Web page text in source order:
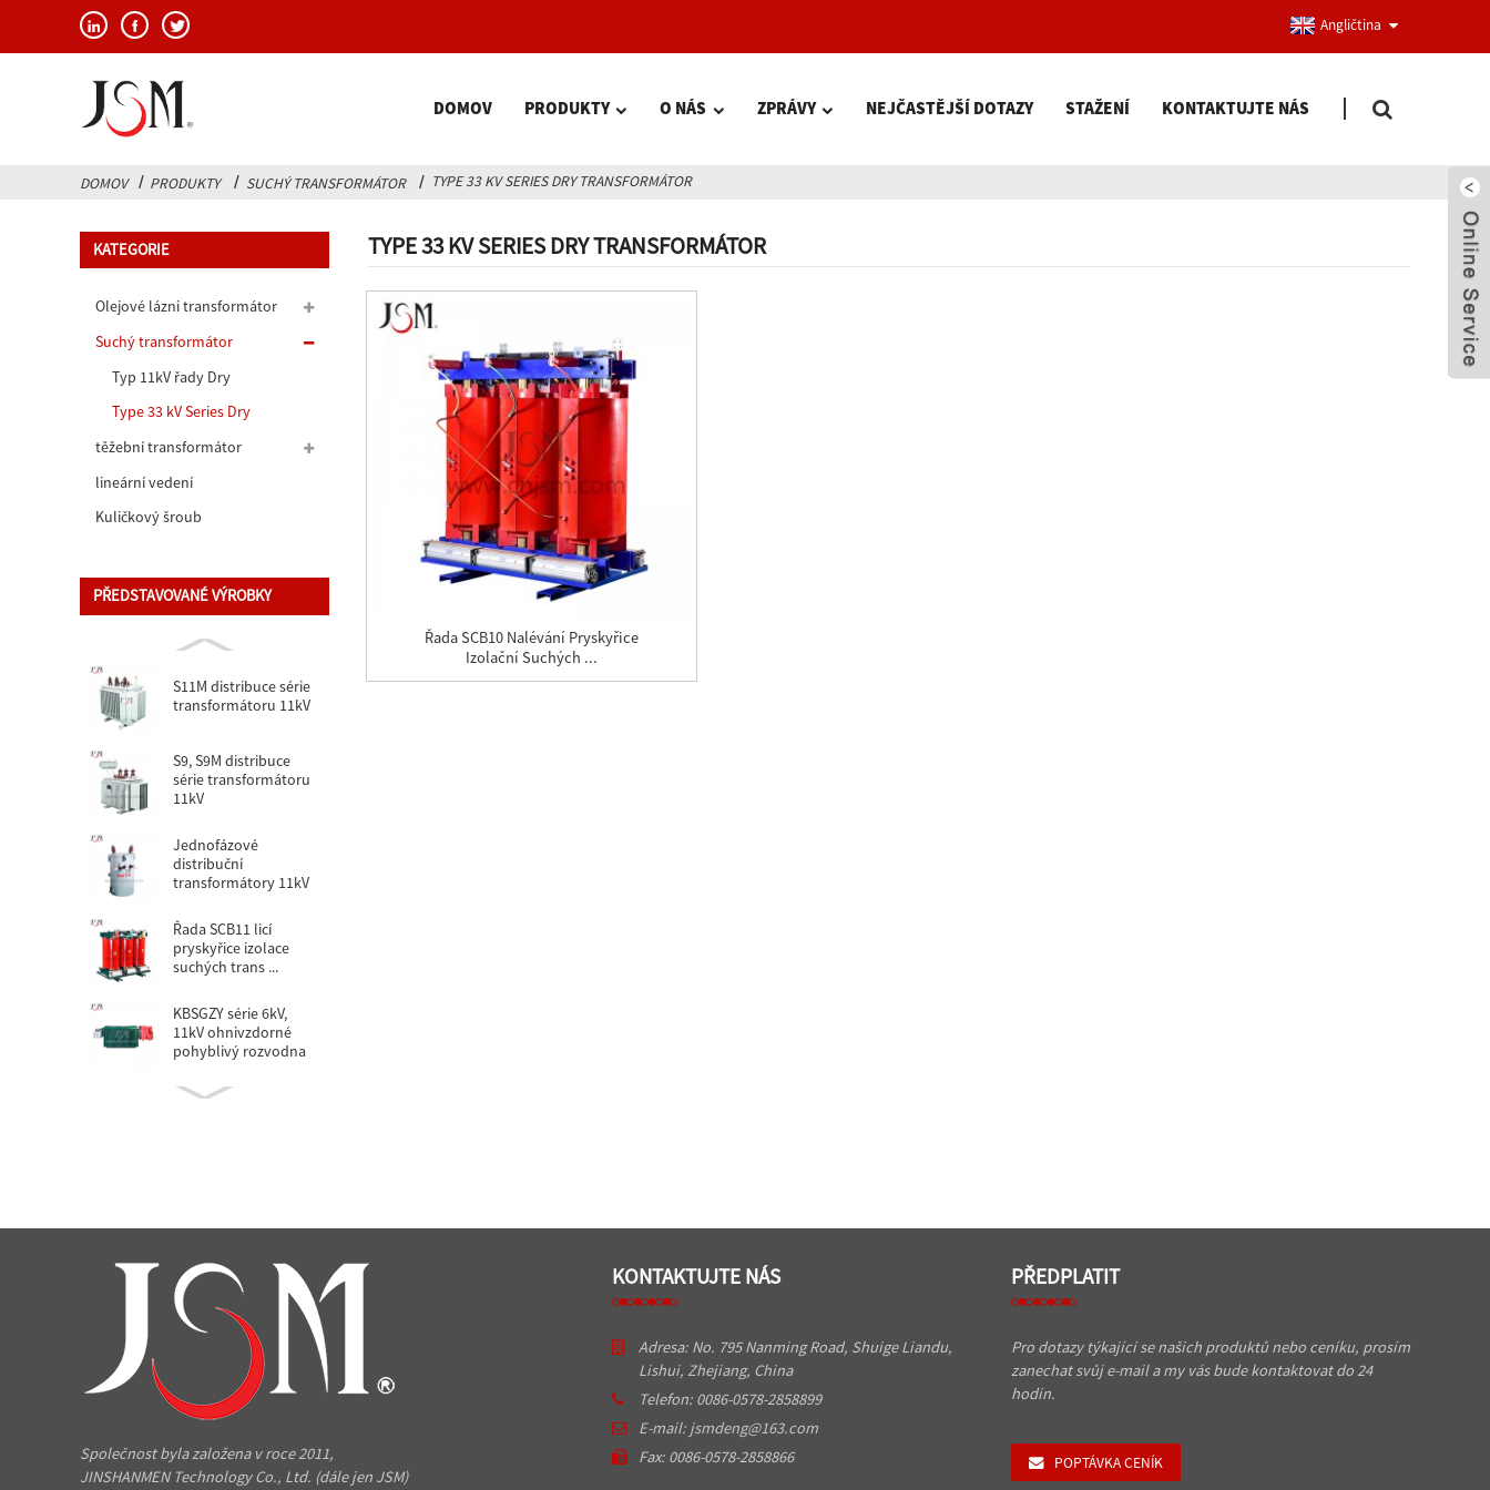
Angličtina
DOMOV PRODUKTY O NÁS ZPRÁVY NEJČASTĚJŠÍ DOTAZY STAŽENÍ KONTAKTUJTE NÁS
DOMOV PRODUKTY SUCHÝ TRANSFORMÁTOR TYPE 33 KV SERIES DRY TRANSFORMÁTOR
KATEGORIE
Olejové lázni transformátor
Suchý transformátor
Typ 11kV řady Dry
transformátor
Type 33 kV Series Dry
transformátor
těžební transformátor
lineární vedení
Kuličkový šroub
PŘEDSTAVOVANÉ VÝROBKY
S11M distribuce série
transformátoru 11kV
S9, S9M distribuce
série transformátoru
11kV
Jednofázové
distribuční
transformátory 11kV
Řada SCB11 licí
pryskyřice izolace
suchých trans ...
KBSGZY série 6kV,
11kV ohnivzdorné
pohyblivý rozvodna
KBSG série 6kV, 11kV
SFE typ kuličkový
šroub
JSE15HL, 20H, 30HL,
35HL, 45HL lineární
snímku (lo ...
TYPE 33 KV SERIES DRY TRANSFORMÁTOR
Řada SCB10 Nalévání Pryskyřice
Izolační Suchých ...
Společnost byla založena v roce 2011,
JINSHANMEN Technology Co., Ltd. (dále jen JSM)
KONTAKTUJTE NÁS
Adresa: No. 795 Nanming Road, Shuige Liandu,
Lishui, Zhejiang, China
Telefon: 0086-0578-2858899
E-mail: jsmdeng@163.com
Fax: 0086-0578-2858866
PŘEDPLATIT
Pro dotazy týkající se našich produktů nebo ceníku, prosím
zanechat svůj e-mail a my vás bude kontaktovat do 24
hodin.
POPTÁVKA CENÍK